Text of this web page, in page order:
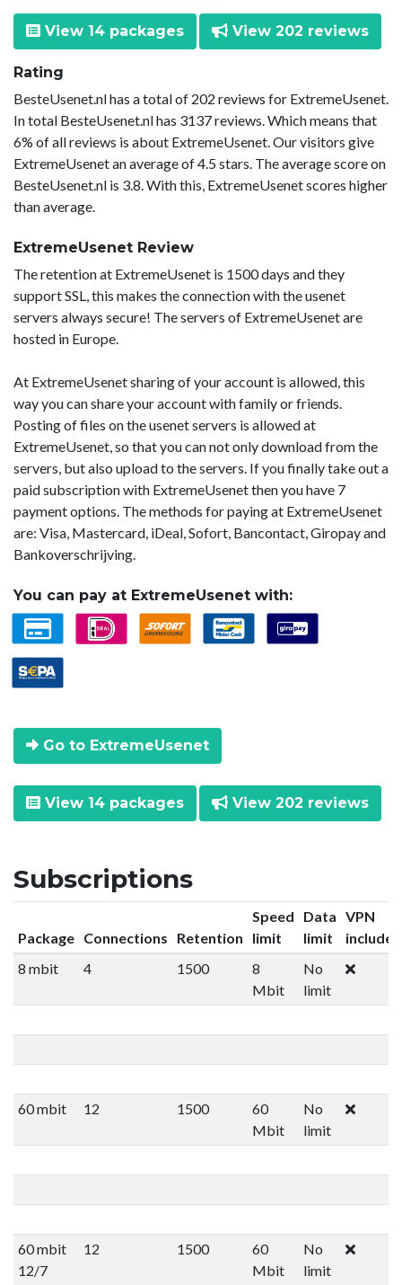
View 14 packages View 202 reviews
Rating
BesteUsenet.nl has a total of 202 reviews for ExtremeUsenet.
In total BesteUsenet.nl has 3137 reviews. Which means that
6% of all reviews is about ExtremeUsenet. Our visitors give
ExtremeUsenet an average of 4.5 stars. The average score on
BesteUsenet.nl is 3.8. With this, ExtremeUsenet scores higher
than average.
ExtremeUsenet Review
The retention at ExtremeUsenet is 1500 days and they
support SSL, this makes the connection with the usenet
servers always secure! The servers of ExtremeUsenet are
hosted in Europe.
At ExtremeUsenet sharing of your account is allowed, this
way you can share your account with family or friends.
Posting of files on the usenet servers is allowed at
ExtremeUsenet, so that you can not only download from the
servers, but also upload to the servers. If you finally take out a
paid subscription with ExtremeUsenet then you have 7
payment options. The methods for paying at ExtremeUsenet
are: Visa, Mastercard, iDeal, Sofort, Bancontact, Giropay and
Bankoverschrijving.
You can pay at ExtremeUsenet with:
Go to ExtremeUsenet
View 14 packages View 202 reviews
Subscriptions
Package Connections Retention
Speed
limit
Data
limit
VPN
included
8 mbit
4 1500
8
Mbit
No
limit
60 mbit 12 1500
60
Mbit
No
limit
60 mbit
12/7
12 1500
60
Mbit
No
limit